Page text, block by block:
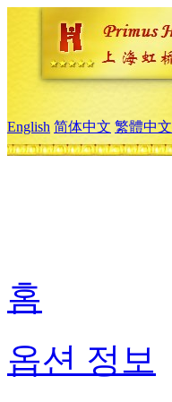
English 简体中文 繁體中文
홈
옵션 정보